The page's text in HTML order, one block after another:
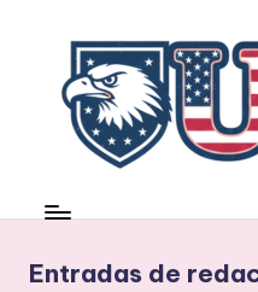
contenido
Entradas de